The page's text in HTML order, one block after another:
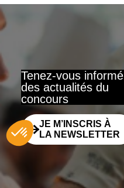
Tenez-vous informé
des actualités du
concours
JE M’INSCRIS À
LA NEWSLETTER